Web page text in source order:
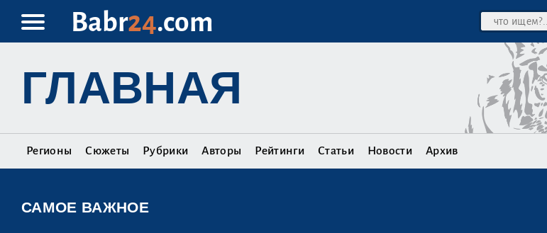
Babr24.com
ГЛАВНАЯ
Регионы Сюжеты Рубрики Авторы Рейтинги Статьи Новости Архив
САМОЕ ВАЖНОЕ